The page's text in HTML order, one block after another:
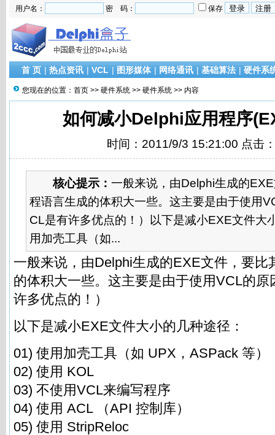
用户名： 密 码： 保存
首 页 | 热点资讯 | VCL | 图形媒体 | 网络通讯 | 基础算法 | 硬件系
您现在的位置： 首页 >> 硬件系统 >> 硬件系统 >> 内容
如何减小Delphi应用程序
时间：2011/9/3 15:21:00 点击
核心提示： 一般来说，由Delphi生成的
程语言生成的体积大一些。这主要是由于使用
CL是有许多优点的！）以下是减小EXE文件大
用加壳工具（如...
一般来说，由Delphi生成的EXE文件，要比
的体积大一些。这主要是由于使用VCL的
许多优点的！）
以下是减小EXE文件大小的几种途径：
01) 使用加壳工具（如 UPX，ASPack 等）
02) 使用 KOL
03) 不使用VCL来编写程序
04) 使用 ACL （API 控制库）
05) 使用 StripReloc